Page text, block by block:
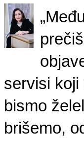
servisi koji
bismo
brišemo,